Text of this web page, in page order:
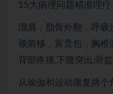
15大病理问题精准理疗
溜肩，肋骨外翻，呼吸
颈前移，富贵包，胸椎
背部疼痛,下腹突出,骨
从瑜伽和运动康复两